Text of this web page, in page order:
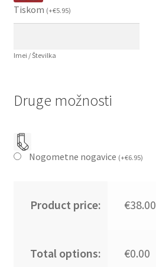
Tiskom (+€5.95)
Imei / Številka
Druge možnosti
Nogometne nogavice (+€6.95)
Product price: €38.00
Total options: €0.00